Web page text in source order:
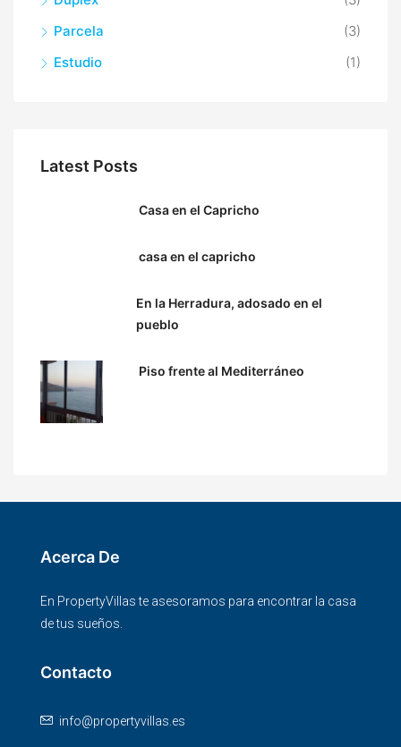
Parcela
(3)
Estudio
(1)
Latest Posts
Casa en el Capricho
casa en el capricho
En la Herradura, adosado en el
pueblo
Piso frente al Mediterráneo
Acerca De
En PropertyVillas te asesoramos para encontrar la casa
de tus sueños.
Contacto
info@propertyvillas.es